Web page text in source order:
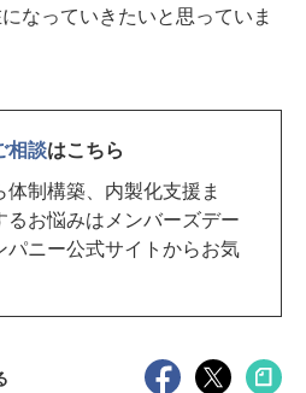
なっていきたいと思っていま
相談はこちら
制構築、内製化支援ま
お悩みはメンバーズデー
パニー公式サイトからお気